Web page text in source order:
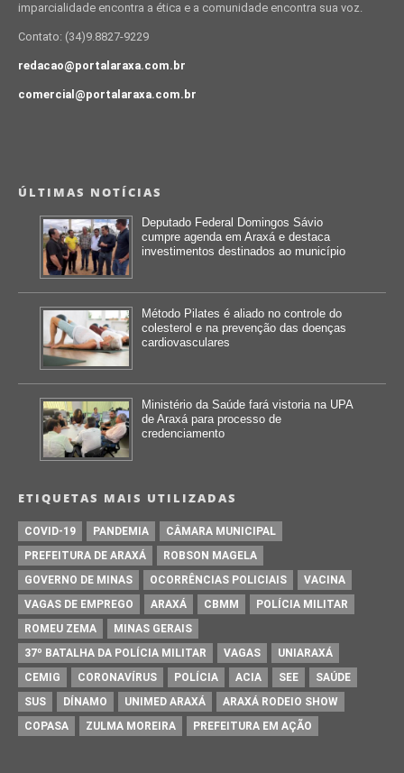
imparcialidade encontra a ética e a comunidade encontra sua voz.
Contato: (34)9.8827-9229
redacao@portalaraxa.com.br
comercial@portalaraxa.com.br
ÚLTIMAS NOTÍCIAS
Deputado Federal Domingos Sávio
cumpre agenda em Araxá e destaca
investimentos destinados ao município
Método Pilates é aliado no controle do
colesterol e na prevenção das doenças
cardiovasculares
Ministério da Saúde fará vistoria na UPA
de Araxá para processo de
credenciamento
ETIQUETAS MAIS UTILIZADAS
COVID-19 PANDEMIA
CÂMARA MUNICIPAL
PREFEITURA DE ARAXÁ
ROBSON MAGELA
GOVERNO DE MINAS
OCORRÊNCIAS POLICIAIS
VACINA
VAGAS DE EMPREGO
ARAXÁ CBMM
POLÍCIA MILITAR
ROMEU ZEMA
MINAS GERAIS
37º BATALHA DA POLÍCIA MILITAR
VAGAS
UNIARAXÁ
CEMIG
CORONAVÍRUS POLÍCIA ACIA SEE
SAÚDE
SUS
DÍNAMO UNIMED ARAXÁ
ARAXÁ RODEIO SHOW
COPASA
ZULMA MOREIRA PREFEITURA EM AÇÃO